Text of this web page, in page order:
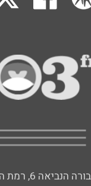
הנביאה 6, רמת השרון